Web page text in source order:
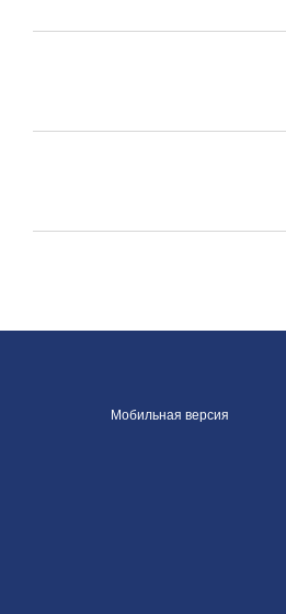
Мобильная версия